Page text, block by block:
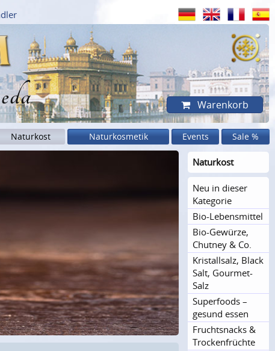
Warenkorb
Naturkost Naturkosmetik Events Sale %
Naturkost
Neu in dieser
Kategorie
Bio-Lebensmittel
Bio-Gewürze,
Chutney & Co.
Kristal­lsalz, Black
Salt, Gourmet-
Salz
Superfoods –
gesund essen
Fruchtsnacks &
Trocken­früchte